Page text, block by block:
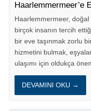
Haarlemmermeer’e
Haarlemmermeer,
birçok insanın tercih
bir eve taşınmak zorlu
hizmetini bulmak,
ulaşımı için oldukça
DEVAMINI OKU →